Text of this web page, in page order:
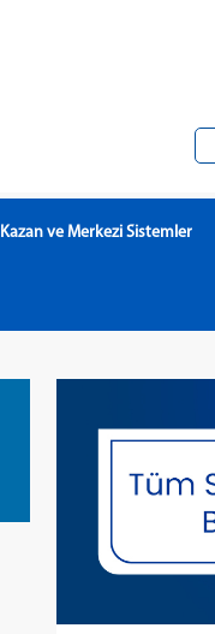
Kazan ve Merkezi Sistemler